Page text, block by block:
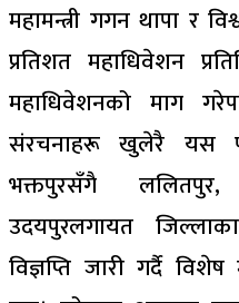
महामन्त्री गगन थापा र
प्रतिशत महाधिवेशन
महाधिवेशनको माग
संरचनाहरू खुलेरै यस
भक्तपुरसँगै ललितपुर,
उदयपुरलगायत
विज्ञप्ति जारी गर्दै